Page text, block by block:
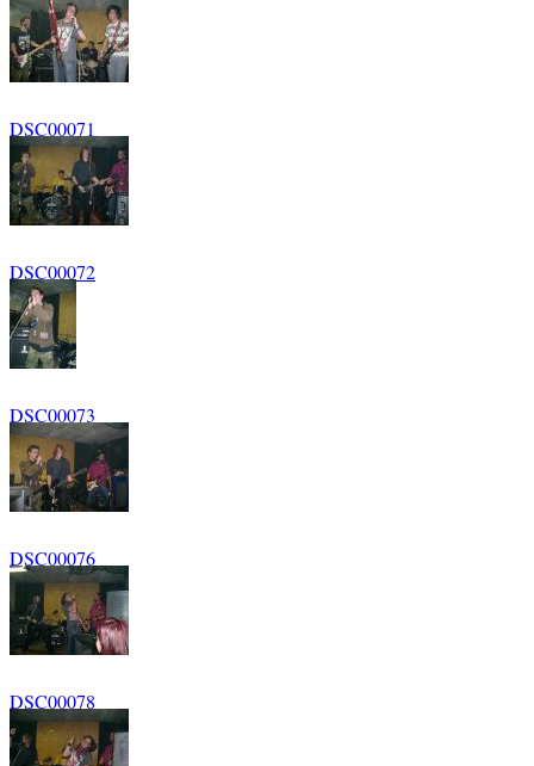
DSC00071
DSC00072
DSC00073
DSC00076
DSC00078